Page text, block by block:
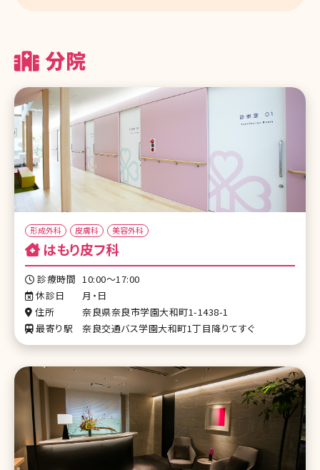
分院
形成外科 皮膚科 美容外科
はもり皮フ科
診療時間 10:00～17:00
休診日
月・日
住所
奈良県奈良市学園大和町1-1438-1
最寄り駅
奈良交通バス学園大和町1丁目降りてすぐ